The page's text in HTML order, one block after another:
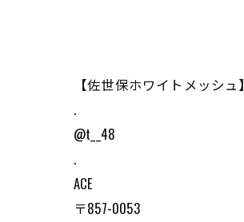
【佐世保ホワイトメッシュ】
.
@t__48
.
ACE
〒857-0053